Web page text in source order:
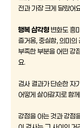
전과 가장 크게 달랐어
행복 삼각형 변화도 흥
즐거움, 충실함, 의미의
부족한 부분을 어떤 강
요.
검사 결과가 단순한 자
어떻게 살아갈지로 함
강점을 아는 것과 강점